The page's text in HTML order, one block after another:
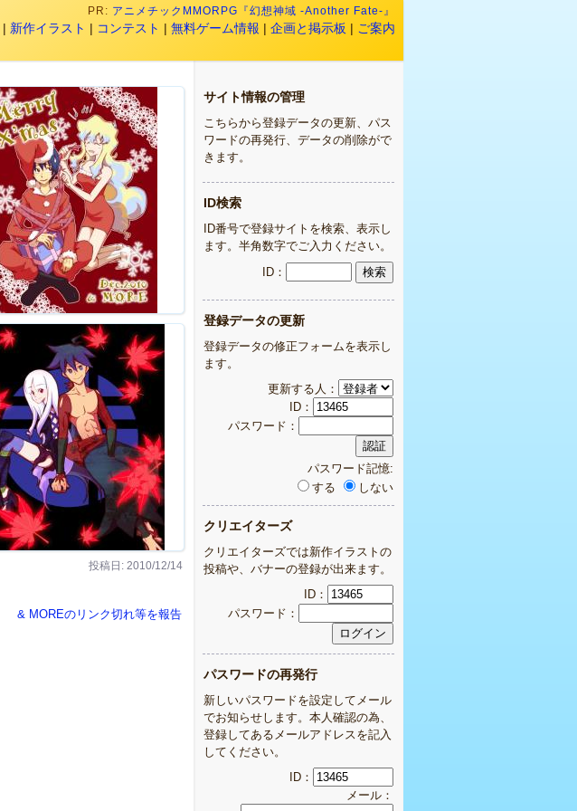
PR: アニメチックMMORPG『幻想神域 -Another Fate-』
| 新作イラスト | コンテスト | 無料ゲーム情報 | 企画と掲示板 | ご案内
投稿日: 2010/12/14
& MOREのリンク切れ等を報告
サイト情報の管理
こちらから登録データの更新、パス
ワードの再発行、データの削除がで
きます。
ID検索
ID番号で登録サイトを検索、表示し
ます。半角数字でご入力ください。
ID：
登録データの更新
登録データの修正フォームを表示し
ます。
更新する人：
ID：
パスワード：
パスワード記憶:
する
しない
クリエイターズ
クリエイターズでは新作イラストの
投稿や、バナーの登録が出来ます。
ID：
パスワード：
パスワードの再発行
新しいパスワードを設定してメール
でお知らせします。本人確認の為、
登録してあるメールアドレスを記入
してください。
ID：
メール：